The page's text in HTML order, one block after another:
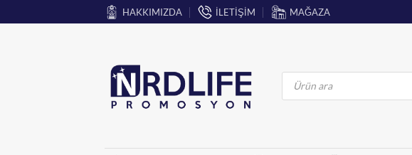
atla
HAKKIMIZDA İLETİŞİM MAĞAZA
Products
search